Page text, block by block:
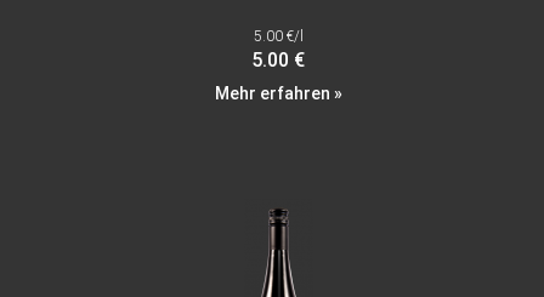
5.00 €/l
5.00 €
Mehr erfahren »